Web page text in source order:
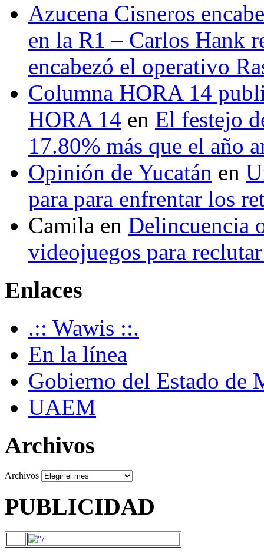
Azucena Cisneros
en la R1 – Carlos Hank
encabezó el operativo
Columna HORA 14
HORA 14 en El festejo
17.80% más que el año
Opinión de Yucatán en
para para enfrentar los
Camila en Delincuencia
videojuegos para
Enlaces
.:: Wawis ::.
En la línea
Gobierno del Estado de
UAEM
Archivos
Archivos
PUBLICIDAD